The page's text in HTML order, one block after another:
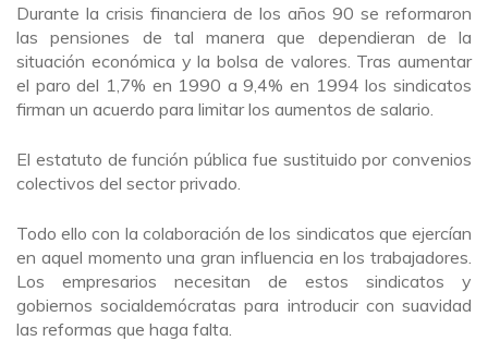
Durante la crisis financiera de los años 90 se reformaron
las pensiones de tal manera que dependieran de la
situación económica y la bolsa de valores. Tras aumentar
el paro del 1,7% en 1990 a 9,4% en 1994 los sindicatos
firman un acuerdo para limitar los aumentos de salario.
El estatuto de función pública fue sustituido por convenios
colectivos del sector privado.
Todo ello con la colaboración de los sindicatos que ejercían
en aquel momento una gran influencia en los trabajadores.
Los empresarios necesitan de estos sindicatos y
gobiernos socialdemócratas para introducir con suavidad
las reformas que haga falta.